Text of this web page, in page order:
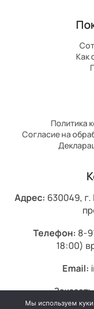
Как
Политика
Согласие на
Адрес: 630049,
Телефон: 8-
18:00)
Email:
Мы используем